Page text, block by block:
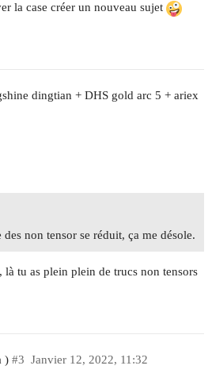
la case créer un nouveau sujet
dingtian + DHS gold arc 5 + ariex
non tensor se réduit, ça me désole.
là tu as plein plein de trucs non tensors
) Janvier 12, 2022, 11:32
#3